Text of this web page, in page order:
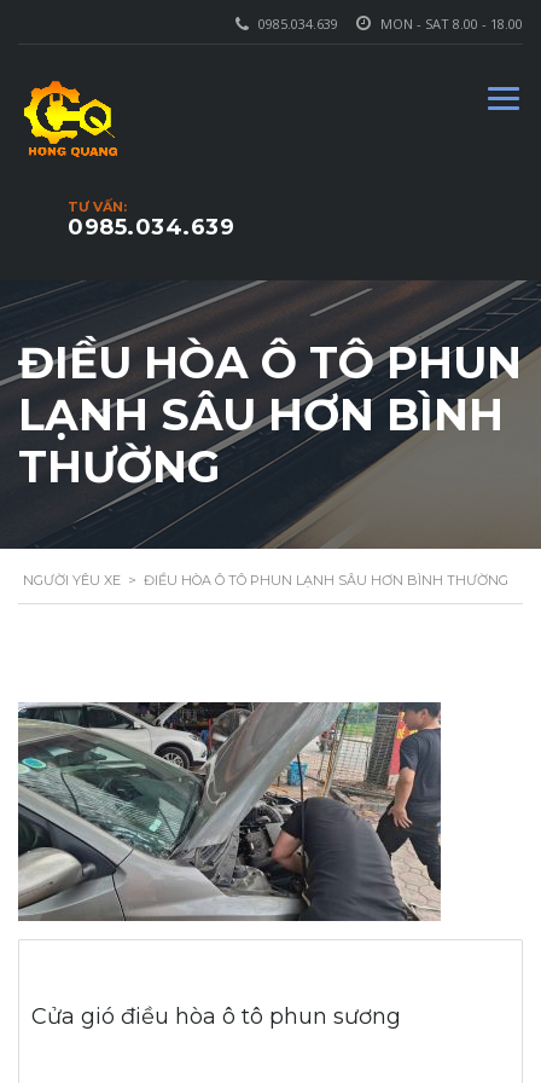
MON - SAT 8.00 - 18.00
0985.034.639
TƯ VẤN:
0985.034.639
ĐIỀU HÒA Ô TÔ PHUN
LẠNH SÂU HƠN BÌNH
THƯỜNG
NGƯỜI YÊU XE > ĐIỀU HÒA Ô TÔ PHUN LẠNH SÂU HƠN BÌNH THƯỜNG
Cửa gió điều hòa ô tô phun sương